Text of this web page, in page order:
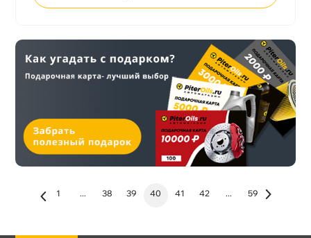
1 ... 38 39 40 41 42 ... 59